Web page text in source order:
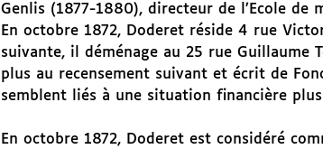
Genlis (1877-1880), directeur de l’Ecole
En octobre 1872, Doderet réside 4 rue
suivante, il déménage au 25 rue Guillaume
plus au recensement suivant et écrit de
semblent liés à une situation financière
En octobre 1872, Doderet est considéré